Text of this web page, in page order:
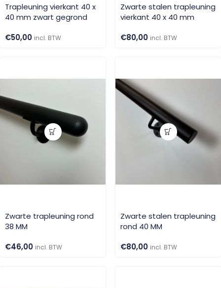
Trapleuning vierkant 40 x
40 mm zwart gegrond
€50,00 incl. BTW
Zwarte stalen trapleuning
vierkant 40 x 40 mm
€80,00 incl. BTW
Zwarte trapleuning rond
38 MM
€46,00 incl. BTW
Zwarte stalen trapleuning
rond 40 MM
€80,00 incl. BTW